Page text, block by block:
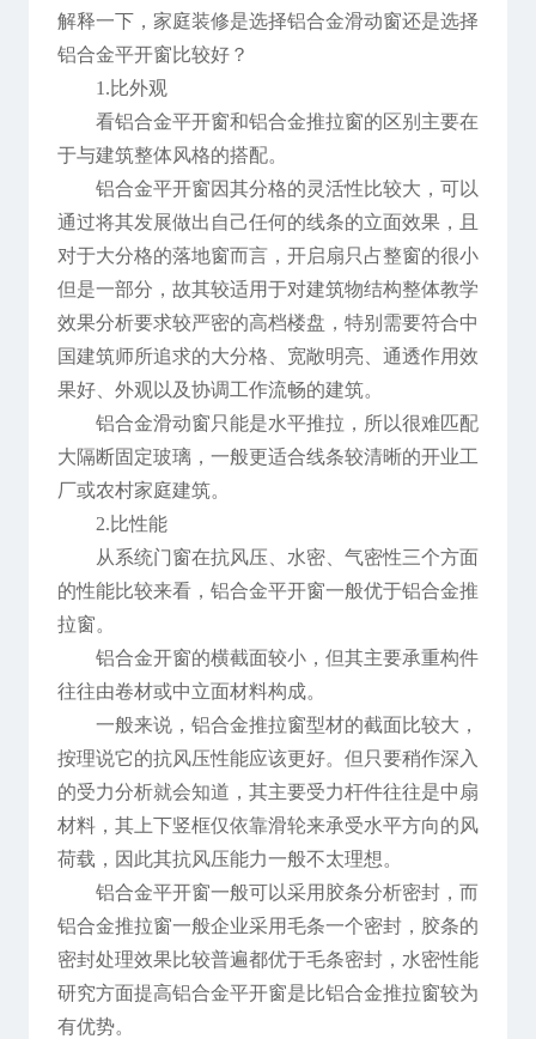
解释一下，家庭装修是选择铝合金滑动窗还是选择
铝合金平开窗比较好？
1.比外观
看铝合金平开窗和铝合金推拉窗的区别主要在
于与建筑整体风格的搭配。
铝合金平开窗因其分格的灵活性比较大，可以
通过将其发展做出自己任何的线条的立面效果，且
对于大分格的落地窗而言，开启扇只占整窗的很小
但是一部分，故其较适用于对建筑物结构整体教学
效果分析要求较严密的高档楼盘，特别需要符合中
国建筑师所追求的大分格、宽敞明亮、通透作用效
果好、外观以及协调工作流畅的建筑。
铝合金滑动窗只能是水平推拉，所以很难匹配
大隔断固定玻璃，一般更适合线条较清晰的开业工
厂或农村家庭建筑。
2.比性能
从系统门窗在抗风压、水密、气密性三个方面
的性能比较来看，铝合金平开窗一般优于铝合金推
拉窗。
铝合金开窗的横截面较小，但其主要承重构件
往往由卷材或中立面材料构成。
一般来说，铝合金推拉窗型材的截面比较大，
按理说它的抗风压性能应该更好。但只要稍作深入
的受力分析就会知道，其主要受力杆件往往是中扇
材料，其上下竖框仅依靠滑轮来承受水平方向的风
荷载，因此其抗风压能力一般不太理想。
铝合金平开窗一般可以采用胶条分析密封，而
铝合金推拉窗一般企业采用毛条一个密封，胶条的
密封处理效果比较普遍都优于毛条密封，水密性能
研究方面提高铝合金平开窗是比铝合金推拉窗较为
有优势。